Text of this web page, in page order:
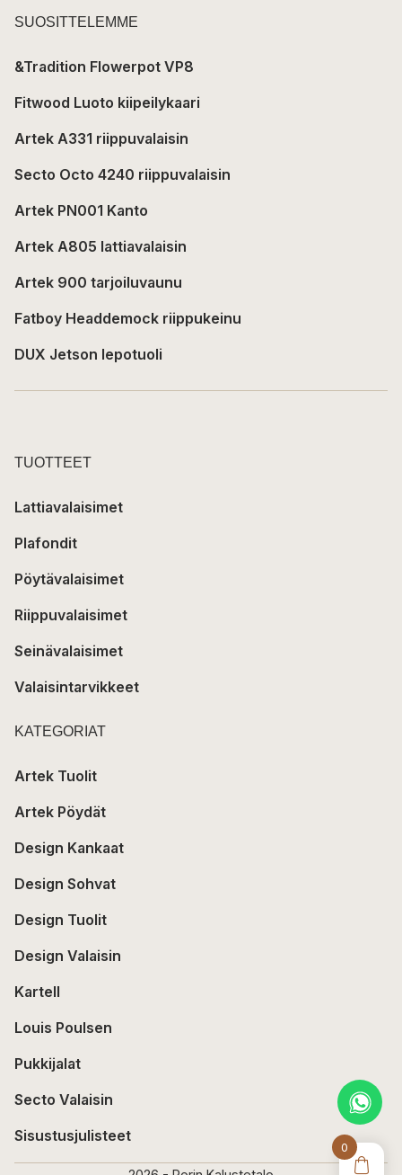
0
SUOSITTELEMME
&Tradition Flowerpot VP8
Fitwood Luoto kiipeilykaari
Artek A331 riippuvalaisin
Secto Octo 4240 riippuvalaisin
Artek PN001 Kanto
Artek A805 lattiavalaisin
Artek 900 tarjoiluvaunu
Fatboy Headdemock riippukeinu
DUX Jetson lepotuoli
TUOTTEET
Lattiavalaisimet
Plafondit
Pöytävalaisimet
Riippuvalaisimet
Seinävalaisimet
Valaisintarvikkeet
KATEGORIAT
Artek Tuolit
Artek Pöydät
Design Kankaat
Design Sohvat
Design Tuolit
Design Valaisin
Kartell
Louis Poulsen
Pukkijalat
Secto Valaisin
Sisustusjulisteet